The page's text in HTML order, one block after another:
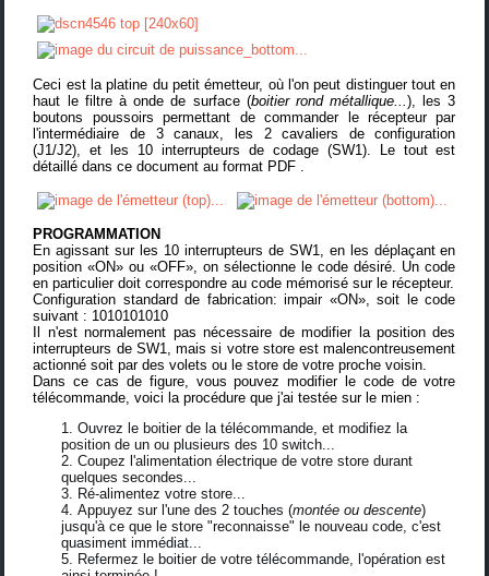
Ceci est la platine du petit émetteur, où l'on peut distinguer tout en
haut le filtre à onde de surface (boitier rond métallique...), les 3
boutons poussoirs permettant de commander le récepteur par
l'intermédiaire de 3 canaux, les 2 cavaliers de configuration
(J1/J2), et les 10 interrupteurs de codage (SW1). Le tout est
détaillé dansce document au format PDF
PROGRAMMATION
En agissant sur les 10 interrupteurs de SW1, en les déplaçant en
position «ON» ou «OFF», on sélectionne le code désiré. Un code
en particulier doit correspondre au code mémorisé sur le récepteur.
Configuration standard de fabrication: impair «ON», soit le code
suivant : 1010101010
Il n'est normalement pas nécessaire de modifier la position des
interrupteurs de SW1, mais si votre store est malencontreusement
actionné soit par des volets ou le store de votre proche voisin.
Dans ce cas de figure, vous pouvez modifier le code de votre
télécommande, voici la procédure que j'ai testée sur le mien :
Ouvrez le boitier de la télécommande, et modifiez la
position de un ou plusieurs des 10 switch...
Coupez l'alimentation électrique de votre store durant
quelques secondes...
Ré-alimentez votre store...
Appuyez sur l'une des 2 touches (montée ou descente)
jusqu'à ce que le store "reconnaisse" le nouveau code, c'est
quasiment immédiat...
Refermez le boitier de votre télécommande, l'opération est